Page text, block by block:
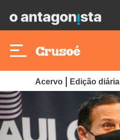
Acervo Edição diária